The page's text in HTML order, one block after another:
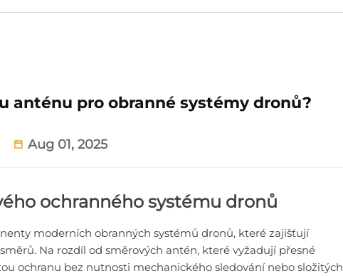
anténu pro obranné systémy dronů?
Aug 01, 2025
ochranného systému dronů
moderních obranných systémů dronů, které zajišťují
Na rozdíl od směrových antén, které vyžadují přesné
ochranu bez nutnosti mechanického sledování nebo složitých